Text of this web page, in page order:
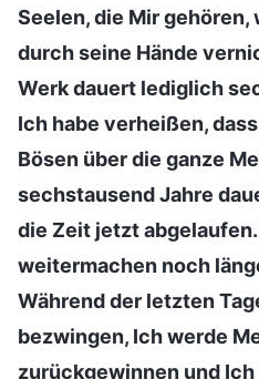
Seelen, die Mir
durch seine Hände
Werk dauert lediglich
Ich habe verheißen,
Bösen über die ganze
sechstausend Jahre
die Zeit jetzt
weitermachen noch
Während der letzten
bezwingen, Ich werde
zurückgewinnen und